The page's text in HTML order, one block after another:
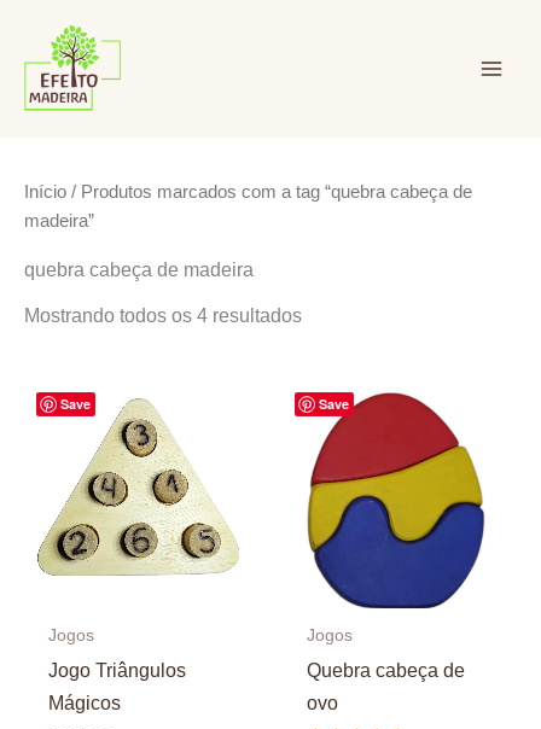
conteúdo
Início / Produtos marcados com a tag “quebra cabeça de
madeira”
quebra cabeça de madeira
Mostrando todos os 4 resultados
Save
Jogos
Jogo Triângulos
Mágicos
Save
Jogos
Quebra cabeça de
ovo